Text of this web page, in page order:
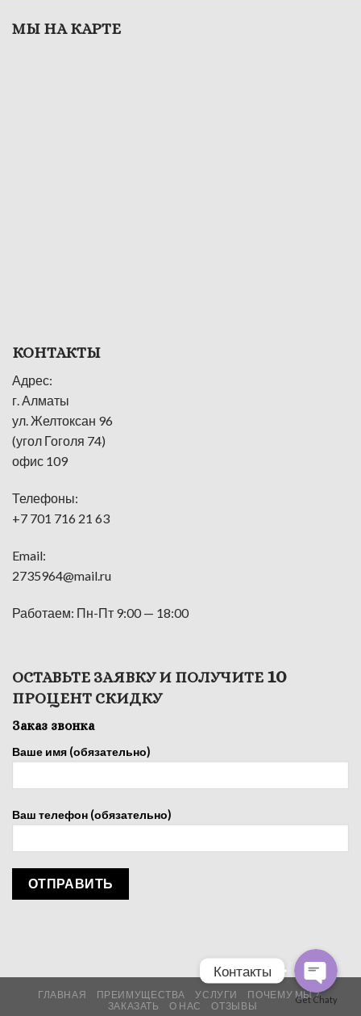
МЫ НА КАРТЕ
КОНТАКТЫ
Адрес:
г. Алматы
ул. Желтоксан 96
(угол Гоголя 74)
офис 109
Телефоны:
+7 701 716 21 63
Email:
2735964@mail.ru
Работаем: Пн-Пт 9:00 — 18:00
ОСТАВЬТЕ ЗАЯВКУ И ПОЛУЧИТЕ 10
ПРОЦЕНТ СКИДКУ
Заказ звонка
Ваше имя (обязательно)
Ваш телефон (обязательно)
ГЛАВНАЯ ПРЕИМУЩЕСТВА УСЛУГИ
ПОЧЕМУ МЫ ?
ЗАКАЗАТЬ
О НАС ОТЗЫВЫ
Контакты
Get Chaty